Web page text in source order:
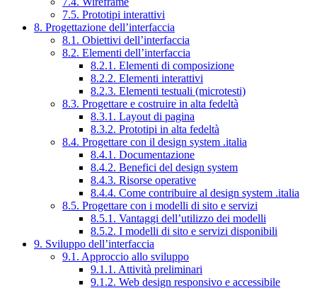
7.5. Prototipi interattivi
8. Progettazione dell’interfaccia
8.1. Obiettivi dell’interfaccia
8.2. Elementi dell’interfaccia
8.2.1. Elementi di composizione
8.2.2. Elementi interattivi
8.2.3. Elementi testuali (microtesti)
8.3. Progettare e costruire in alta fedeltà
8.3.1. Layout di pagina
8.3.2. Prototipi in alta fedeltà
8.4. Progettare con il design system .italia
8.4.1. Documentazione
8.4.2. Benefici del design system
8.4.3. Risorse operative
8.4.4. Come contribuire al design system .italia
8.5. Progettare con i modelli di sito e servizi
8.5.1. Vantaggi dell’utilizzo dei modelli
8.5.2. I modelli di sito e servizi disponibili
9. Sviluppo dell’interfaccia
9.1. Approccio allo sviluppo
9.1.1. Attività preliminari
9.1.2. Web design responsivo e accessibile